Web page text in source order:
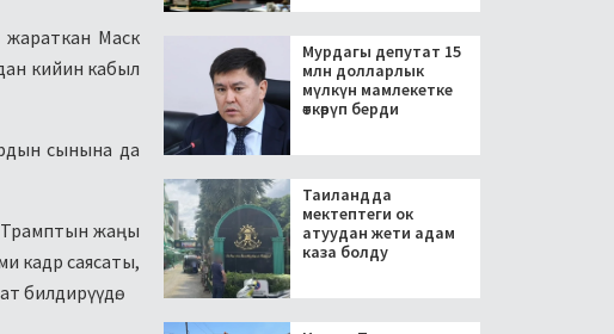
жараткан Маск
кийин кабыл
сынына да
Трамптын жаңы
кадр саясаты,
билдирүүдө.
Мурдагы депутат 15
млн долларлык
мүлкүн мамлекетке
өткөрүп берди
Таиландда
мектептеги ок
атуудан жети адам
каза болду